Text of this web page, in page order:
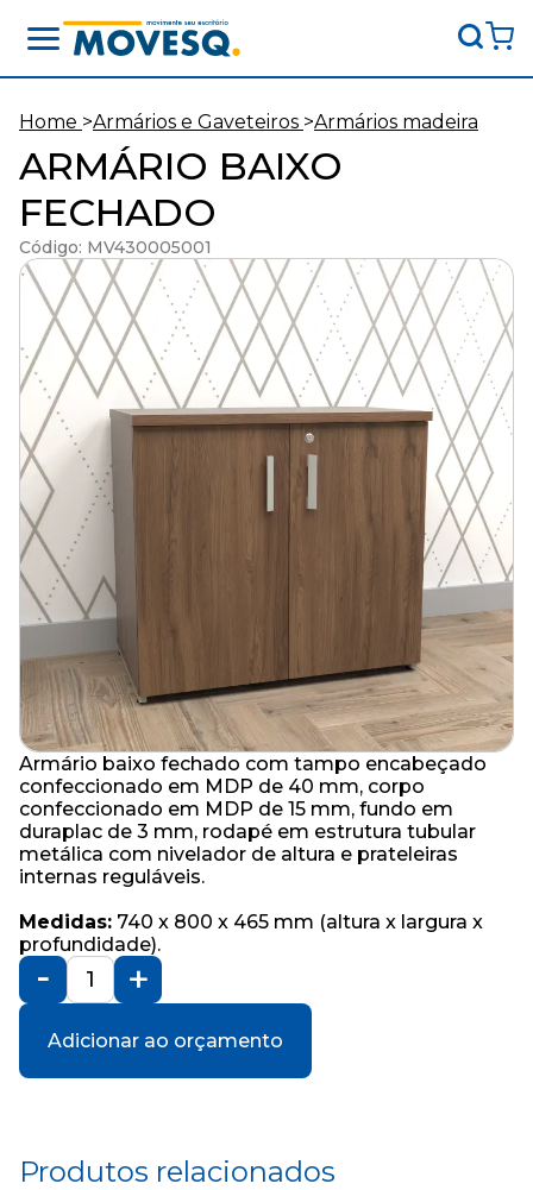
Movesq
-
Movimente
seu
escritório
Home >Armários e Gaveteiros >Armários madeira
ARMÁRIO BAIXO
FECHADO
Código: MV430005001
Armário baixo fechado com tampo encabeçado
confeccionado em MDP de 40 mm, corpo
confeccionado em MDP de 15 mm, fundo em
duraplac de 3 mm, rodapé em estrutura tubular
metálica com nivelador de altura e prateleiras
internas reguláveis.
Medidas: 740 x 800 x 465 mm (altura x largura x
profundidade).
Adicionar ao orçamento
Produtos relacionados